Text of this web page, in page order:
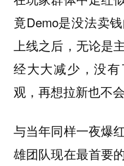
竟Demo是没法卖
上线之后，无论是
经大大减少，没有
观，再想拉新也不
与当年同样一夜爆
雄团队现在最首要